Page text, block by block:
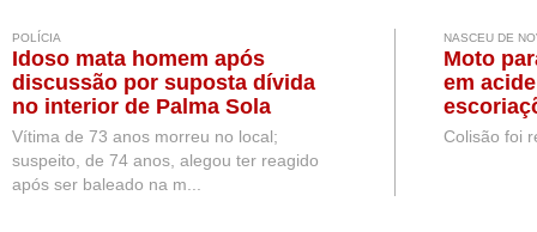
POLÍCIA
Idoso mata homem após
discussão por suposta dívida
no interior de Palma Sola
Vítima de 73 anos morreu no local;
suspeito, de 74 anos, alegou ter reagido
após ser baleado na m...
NASCEU DE
Moto
em
Colisão foi